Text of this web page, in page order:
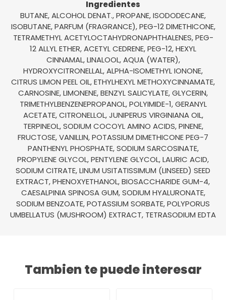
Ingredientes
BUTANE, ALCOHOL DENAT., PROPANE, ISODODECANE,
ISOBUTANE, PARFUM (FRAGRANCE), PEG-12 DIMETHICONE,
TETRAMETHYL ACETYLOCTAHYDRONAPHTHALENES, PEG-
12 ALLYL ETHER, ACETYL CEDRENE, PEG-12, HEXYL
CINNAMAL, LINALOOL, AQUA (WATER),
HYDROXYCITRONELLAL, ALPHA-ISOMETHYL IONONE,
CITRUS LIMON PEEL OIL, ETHYLHEXYL METHOXYCINNAMATE,
CARNOSINE, LIMONENE, BENZYL SALICYLATE, GLYCERIN,
TRIMETHYLBENZENEPROPANOL, POLYIMIDE-1, GERANYL
ACETATE, CITRONELLOL, JUNIPERUS VIRGINIANA OIL,
TERPINEOL, SODIUM COCOYL AMINO ACIDS, PINENE,
FRUCTOSE, VANILLIN, POTASSIUM DIMETHICONE PEG-7
PANTHENYL PHOSPHATE, SODIUM SARCOSINATE,
PROPYLENE GLYCOL, PENTYLENE GLYCOL, LAURIC ACID,
SODIUM CITRATE, LINUM USITATISSIMUM (LINSEED) SEED
EXTRACT, PHENOXYETHANOL, BIOSACCHARIDE GUM-4,
CAESALPINIA SPINOSA GUM, SODIUM HYALURONATE,
SODIUM BENZOATE, POTASSIUM SORBATE, POLYPORUS
UMBELLATUS (MUSHROOM) EXTRACT, TETRASODIUM EDTA
Tambien te puede interesar